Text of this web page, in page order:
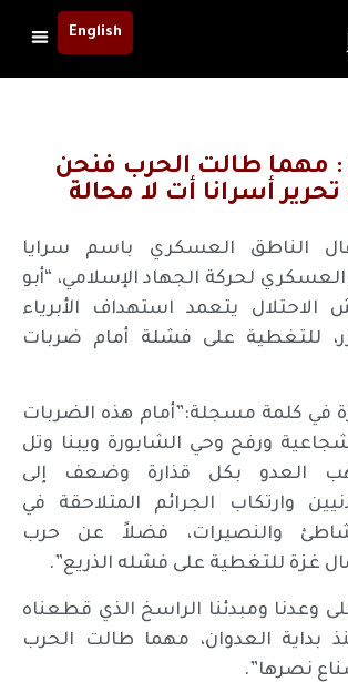
English
: مهما طالت الحرب فنحن
تحرير أسرانا أت لا محالة
الناطق العسكري باسم سرايا
لحركة الجهاد الإسلامي، “أبو
الاحتلال يتعمد استهداف الأبرياء
للتغطية على فشلة أمام ضربات
في كلمة مسجلة:”أمام هذه الضربات
ورفح وحي الشابورة ويبنا وتل
العدو بكل قذارة وضعف إلى
وارتكاب الجرائم المتلاحقة في
والنصيرات، فضلاً عن حرب
غزة للتغطية على فشله الذريع”.
وعدنا ومبدئنا الراسخ الذي قطعناه
بداية العدوان، مهما طالت الحرب
نصرها”.